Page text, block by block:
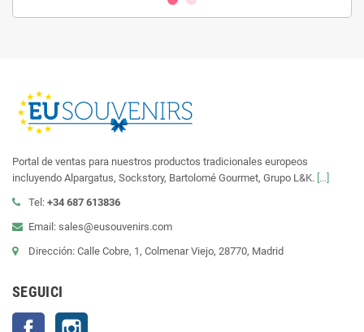
Portal de ventas para nuestros productos tradicionales europeos
incluyendo Alpargatus, Sockstory, Bartolomé Gourmet, Grupo L&K. [...]
Tel: +34 687 613836
Email: sales@eusouvenirs.com
Dirección: Calle Cobre, 1, Colmenar Viejo, 28770, Madrid
SEGUICI
Facebook